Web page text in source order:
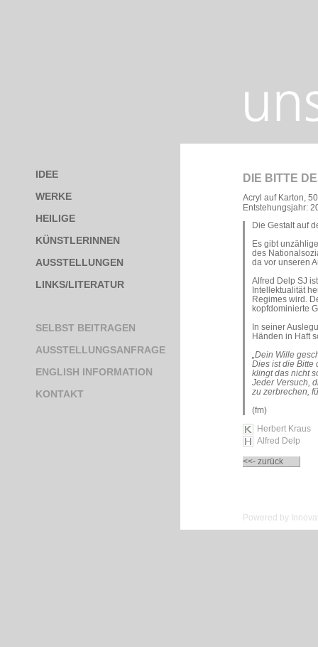
IDEE
WERKE
HEILIGE
KÜNSTLERINNEN
AUSSTELLUNGEN
LINKS/LITERATUR
SELBST BEITRAGEN
AUSSTELLUNGSANFRAGE
ENGLISH INFORMATION
KONTAKT
DIE BITTE
Acryl auf Karton,
Entstehungsjahr:
Die Gestalt auf
Es gibt
des
da vor unseren
Alfred Delp SJ
Intellektualität
Regimes wird.
kopfdominierte
In seiner
Händen in Haft
„Dein Wille
Dies ist die Bitte
klingt das nicht
Jeder Versuch,
zu zerbrechen,
(fm)
Herbert Kraus
Alfred Delp
<<- zurück
Powered by